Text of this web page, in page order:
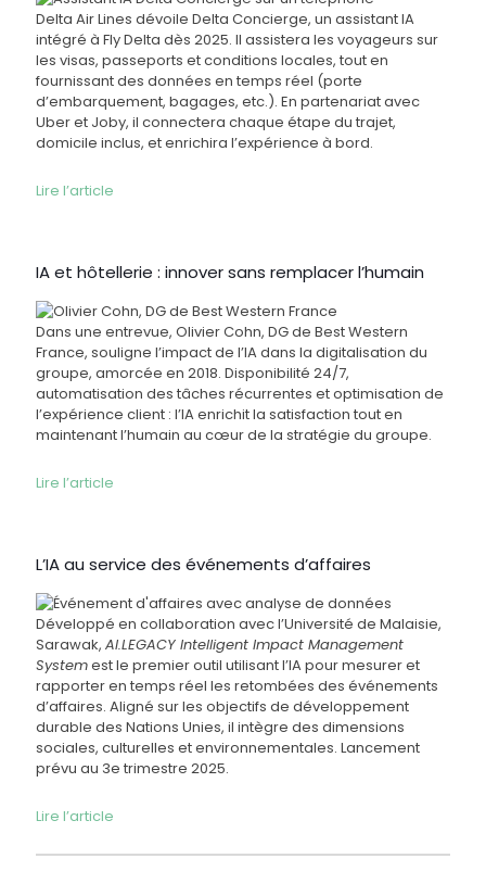
Delta Air Lines dévoile Delta Concierge, un assistant IA
intégré à Fly Delta dès 2025. Il assistera les voyageurs sur
les visas, passeports et conditions locales, tout en
fournissant des données en temps réel (porte
d’embarquement, bagages, etc.). En partenariat avec
Uber et Joby, il connectera chaque étape du trajet,
domicile inclus, et enrichira l’expérience à bord.
Lire l’article
IA et hôtellerie : innover sans remplacer l’humain
Dans une entrevue, Olivier Cohn, DG de Best Western
France, souligne l’impact de l’IA dans la digitalisation du
groupe, amorcée en 2018. Disponibilité 24/7,
automatisation des tâches récurrentes et optimisation de
l’expérience client : l’IA enrichit la satisfaction tout en
maintenant l’humain au cœur de la stratégie du groupe.
Lire l’article
L’IA au service des événements d’affaires
Développé en collaboration avec l’Université de Malaisie,
Sarawak, AI.LEGACY Intelligent Impact Management
Systemest le premier outil utilisant l’IA pour mesurer et
rapporter en temps réel les retombées des événements
d’affaires. Aligné sur les objectifs de développement
durable des Nations Unies, il intègre des dimensions
sociales, culturelles et environnementales. Lancement
prévu au 3e trimestre 2025.
Lire l’article